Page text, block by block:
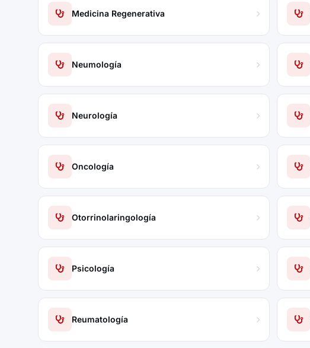
Medicina Regenerativa
Neumología
Neurología
Oncología
Otorrinolaringología
Psicología
Reumatología